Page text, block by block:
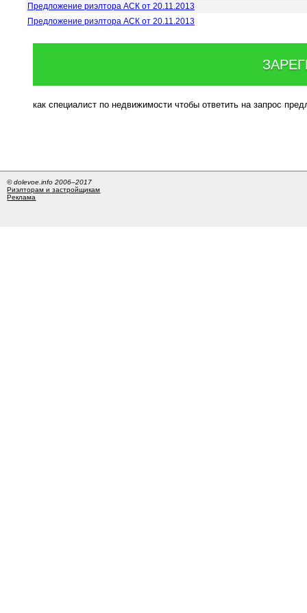
Предложение риэлтора АСК от 20.11.2013
Предложение риэлтора АСК от 20.11.2013
как специалист по недвижимости чтобы ответить на запрос
© dolevoe.info 2006–2017
Риэлторам и застройщикам
Реклама